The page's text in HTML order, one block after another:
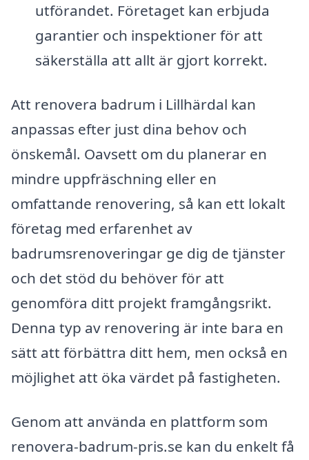
utförandet. Företaget kan erbjuda
garantier och inspektioner för att
säkerställa att allt är gjort korrekt.
Att renovera badrum i Lillhärdal kan
anpassas efter just dina behov och
önskemål. Oavsett om du planerar en
mindre uppfräschning eller en
omfattande renovering, så kan ett lokalt
företag med erfarenhet av
badrumsrenoveringar ge dig de tjänster
och det stöd du behöver för att
genomföra ditt projekt framgångsrikt.
Denna typ av renovering är inte bara en
sätt att förbättra ditt hem, men också en
möjlighet att öka värdet på fastigheten.
Genom att använda en plattform som
renovera-badrum-pris.se kan du enkelt få